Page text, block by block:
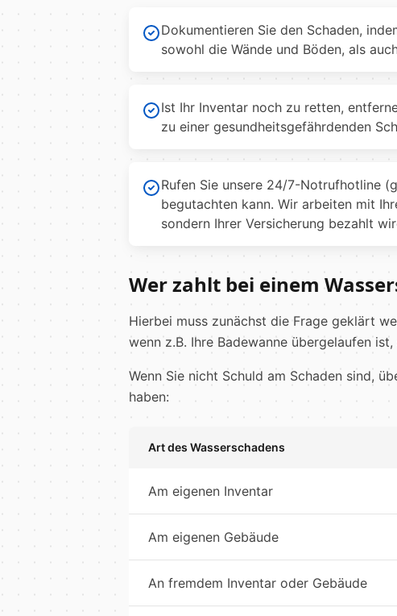
Dokumentieren Sie den Schaden,
sowohl die Wände und Böden, als
Ist Ihr Inventar noch zu retten,
zu einer gesundheitsgefährdenden
Rufen Sie unsere 24/7-Notrufhotline
begutachten kann. Wir arbeiten mit
sondern Ihrer Versicherung bezahlt
Wer zahlt bei einem
Hierbei muss zunächst die Frage geklärt
wenn z.B. Ihre Badewanne übergelaufen
Wenn Sie nicht Schuld am Schaden sind,
haben:
Art des Wasserschadens
Am eigenen Inventar
Am eigenen Gebäude
An fremdem Inventar oder Gebäude